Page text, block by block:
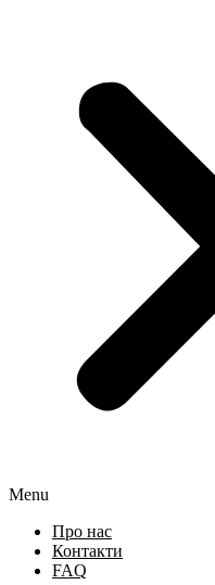
Menu
Про нас
Контакти
FAQ